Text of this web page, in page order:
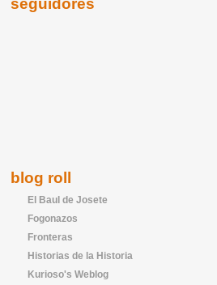
seguidores
blog roll
El Baul de Josete
Fogonazos
Fronteras
Historias de la Historia
Kurioso's Weblog